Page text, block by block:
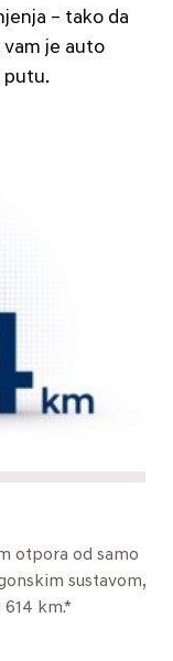
– tako da
je auto
putu.
otpora od samo
sustavom,
km.*